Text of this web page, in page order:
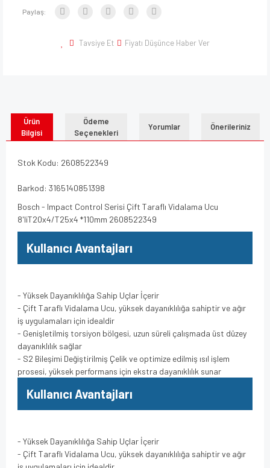
Paylaş:
Tavsiye Et Fiyatı Düşünce Haber Ver
Ürün
Bilgisi
Ödeme
Seçenekleri
Yorumlar Önerileriniz
Stok Kodu: 2608522349
Barkod: 3165140851398
Bosch - Impact Control Serisi Çift Taraflı Vidalama Ucu
8'liT20x4/T25x4 *110mm 2608522349
Kullanıcı Avantajları
- Yüksek Dayanıklılığa Sahip Uçlar İçerir
- Çift Taraflı Vidalama Ucu, yüksek dayanıklılığa sahiptir ve ağır
iş uygulamaları için idealdir
- Genişletilmiş torsiyon bölgesi, uzun süreli çalışmada üst düzey
dayanıklılık sağlar
- S2 Bileşimi Değiştirilmiş Çelik ve optimize edilmiş ısıl işlem
prosesi, yüksek performans için ekstra dayanıklılık sunar
Kullanıcı Avantajları
- Yüksek Dayanıklılığa Sahip Uçlar İçerir
- Çift Taraflı Vidalama Ucu, yüksek dayanıklılığa sahiptir ve ağır